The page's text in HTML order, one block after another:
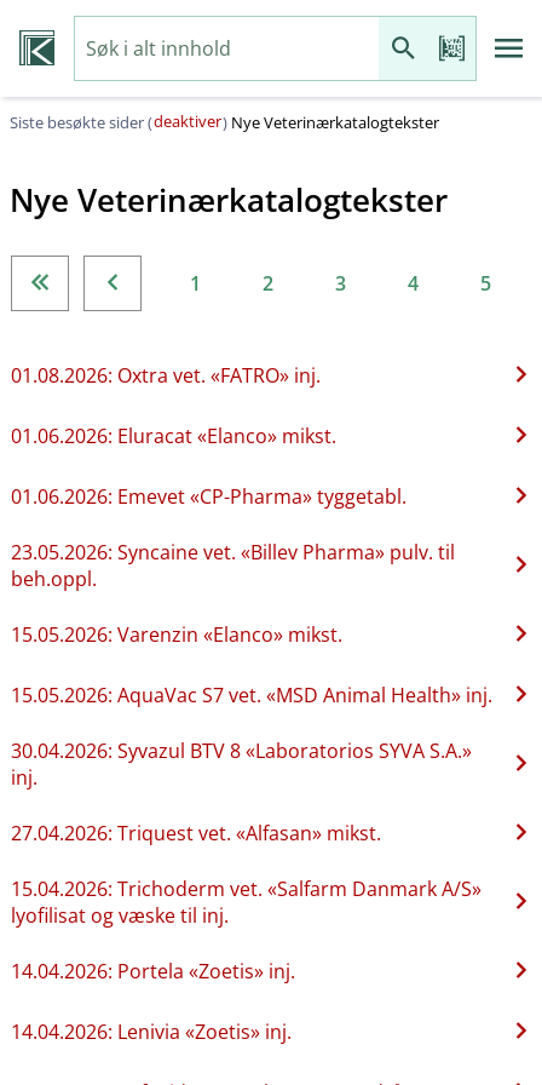
Siste besøkte sider (deaktiver) Nye Veterinærkatalogtekster
Nye Veterinærkatalogtekster
1 2 3 4 5
01.08.2026: Oxtra vet. «FATRO» inj.
01.06.2026: Eluracat «Elanco» mikst.
01.06.2026: Emevet «CP-Pharma» tyggetabl.
23.05.2026: Syncaine vet. «Billev Pharma» pulv. til
beh.oppl.
15.05.2026: Varenzin «Elanco» mikst.
15.05.2026: AquaVac S7 vet. «MSD Animal Health» inj.
30.04.2026: Syvazul BTV 8 «Laboratorios SYVA S.A.»
inj.
27.04.2026: Triquest vet. «Alfasan» mikst.
15.04.2026: Trichoderm vet. «Salfarm Danmark A​​/​​S»
lyofilisat og væske til inj.
14.04.2026: Portela «Zoetis» inj.
14.04.2026: Lenivia «Zoetis» inj.